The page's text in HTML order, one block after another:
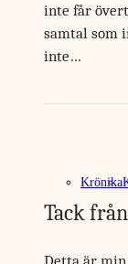
inte får
samtal som
inte…
Krönika
Tack
Detta är min